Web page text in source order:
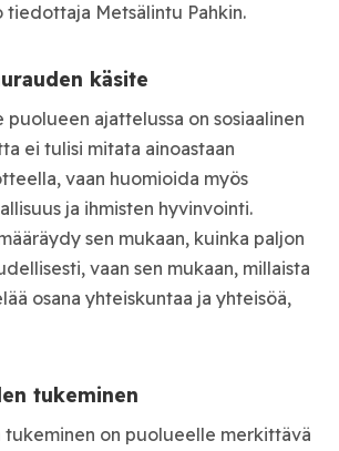
tiedottaja Metsälintu Pahkin.
käsite
puolueen ajattelussa on sosiaalinen
ei tulisi mitata ainoastaan
vaan huomioida myös
ja ihmisten hyvinvointi.
sen mukaan, kuinka paljon
vaan sen mukaan, millaista
osana yhteiskuntaa ja yhteisöä,
tukeminen
on puolueelle merkittävä